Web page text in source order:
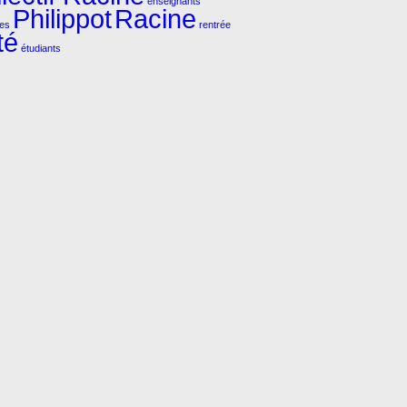
PhilippotRacine rentrée
étudiants